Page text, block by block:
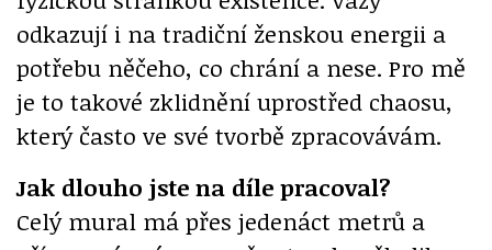
odkazují i na tradiční ženskou energii a
potřebu něčeho, co chrání a nese. Pro mě
je to takové zklidnění uprostřed chaosu,
který často ve své tvorbě zpracovávám.
Jak dlouho jste na díle pracoval?
Celý mural má přes jedenáct metrů a